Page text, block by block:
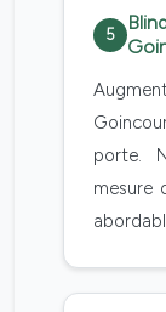
5
porte.
mesure